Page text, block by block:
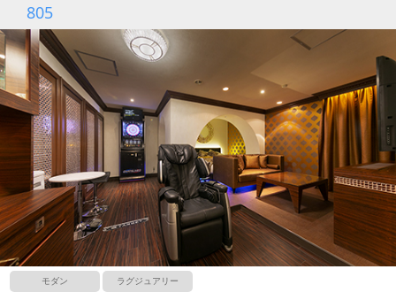
805
モダン ラグジュアリー